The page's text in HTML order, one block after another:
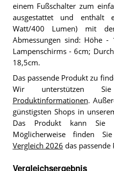
einem Fußschalter zum
ausgestattet und enthält
Watt/400 Lumen) mit
Abmessungen sind: Höhe -
Lampenschirms - 6cm;
18,5cm.
Das passende Produkt zu
Wir unterstützen
Produktinformationen.
günstigsten Shops in
Das Produkt kann Sie
Möglicherweise finden
Vergleich 2026 das passende
Vergleichsergebnis